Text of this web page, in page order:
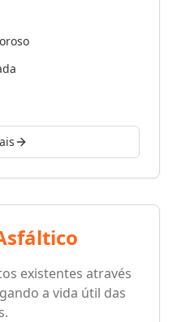
existentes através
a vida útil das